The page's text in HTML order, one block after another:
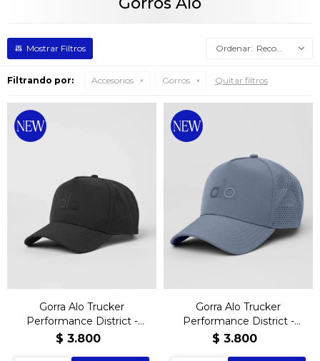
Recomendados
Filtrando por: Accesorios Gorros Quitar filtros
Gorra Alo Trucker
Performance District -
Black
$ 3.800
Gorra Alo Trucker
Performance District -
Gray
$ 3.800